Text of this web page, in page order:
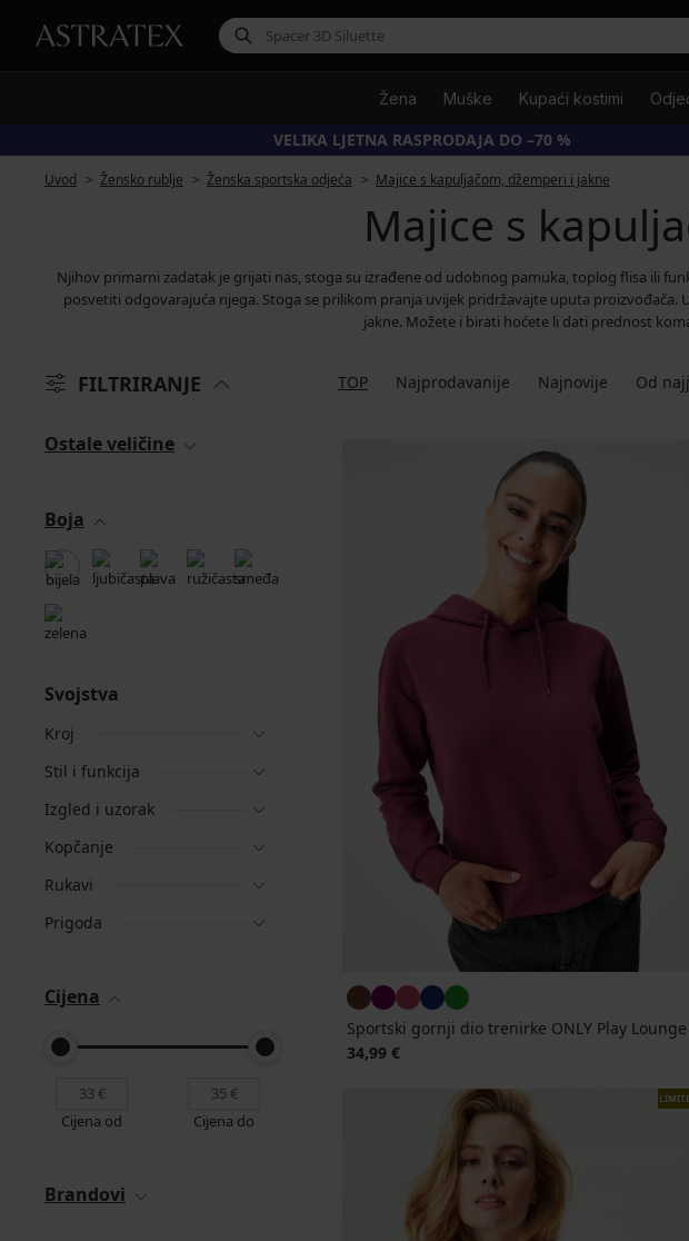
Žena Muške Kupaći kostimi
VELIKA LJETNA RASPRODAJA DO –70 %
Uvod Žensko rublje Ženska sportska odjeća Majice s kapuljačom, džemperi i jakne
Majice s
Njihov primarni zadatak je grijati nas, stoga su izrađene od udobnog pamuka, toplog flisa ili
posvetiti odgovarajuća njega. Stoga se prilikom pranja uvijek pridržavajte uputa
jakne. Možete i birati hoćete li dati prednost
FILTRIRANJE TOP Najprodavanije Najnovije Od
Ostale veličine
Boja
Svojstva
Kroj
Stil i funkcija
Izgled i uzorak
Kopčanje
Rukavi
Prigoda
Cijena
Cijena od Cijena do
Brandovi
Sportski gornji dio trenirke ONLY Play Lounge
34,99 €